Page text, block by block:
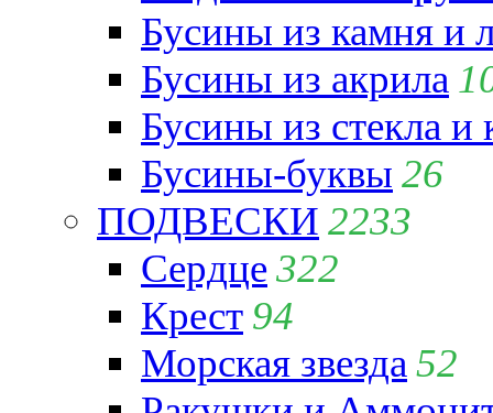
Бусины из камня и
Бусины из акрила
Бусины из стекла и
Бусины-буквы 26
ПОДВЕСКИ 2233
Сердце322
Крест 94
Морская звезда 52